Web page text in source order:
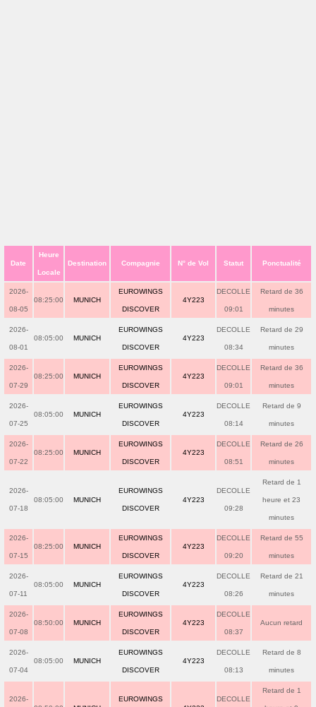
Date
Heure
Locale
Destination Compagnie N° de Vol Statut Ponctualité
2026-
08-05
08:25:00 MUNICH
EUROWINGS
DISCOVER
4Y223
DECOLLE
09:01
Retard de 36
minutes
2026-
08-01
08:05:00 MUNICH
EUROWINGS
DISCOVER
4Y223
DECOLLE
08:34
Retard de 29
minutes
2026-
07-29
08:25:00 MUNICH
EUROWINGS
DISCOVER
4Y223
DECOLLE
09:01
Retard de 36
minutes
2026-
07-25
08:05:00 MUNICH
EUROWINGS
DISCOVER
4Y223
DECOLLE
08:14
Retard de 9
minutes
2026-
07-22
08:25:00 MUNICH
EUROWINGS
DISCOVER
4Y223
DECOLLE
08:51
Retard de 26
minutes
2026-
07-18
08:05:00 MUNICH
EUROWINGS
DISCOVER
4Y223
DECOLLE
09:28
Retard de 1
heure et 23
minutes
2026-
07-15
08:25:00 MUNICH
EUROWINGS
DISCOVER
4Y223
DECOLLE
09:20
Retard de 55
minutes
2026-
07-11
08:05:00 MUNICH
EUROWINGS
DISCOVER
4Y223
DECOLLE
08:26
Retard de 21
minutes
2026-
07-08
08:50:00 MUNICH
EUROWINGS
DISCOVER
4Y223
DECOLLE
08:37
Aucun retard
2026-
07-04
08:05:00 MUNICH
EUROWINGS
DISCOVER
4Y223
DECOLLE
08:13
Retard de 8
minutes
2026- EUROWINGS DECOLLE
Retard de 1